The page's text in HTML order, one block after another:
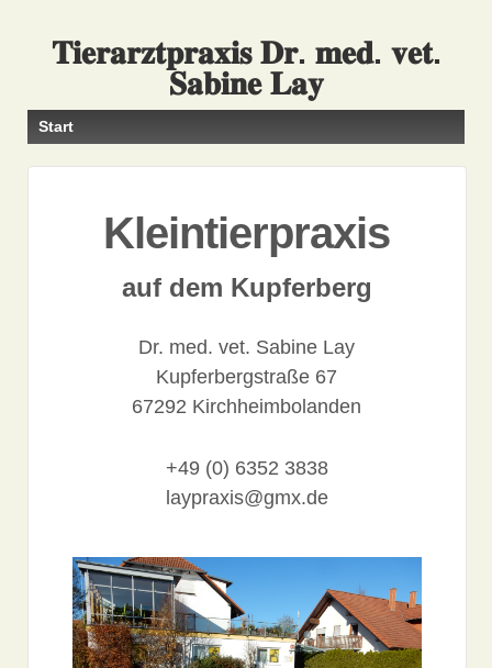
𝐓𝐢𝐞𝐫𝐚𝐫𝐳𝐭𝐩𝐫𝐚𝐱𝐢𝐬 𝐃𝐫. 𝐦𝐞𝐝. 𝐯𝐞𝐭.
𝐒𝐚𝐛𝐢𝐧𝐞 𝐋𝐚𝐲
Start
Kleintierpraxis
auf dem Kupferberg
Dr. med. vet. Sabine Lay
Kupferbergstraße 67
67292 Kirchheimbolanden
+49 (0) 6352 3838
laypraxis@gmx.de